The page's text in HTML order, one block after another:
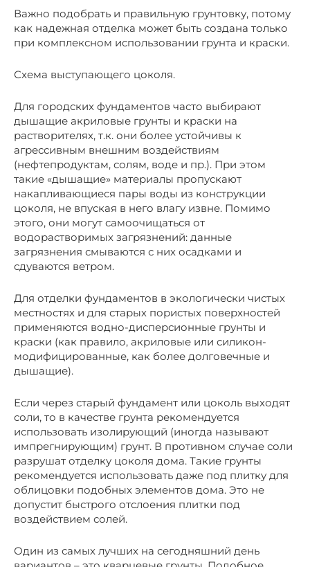
Важно подобрать и правильную грунтовку, потому
как надежная отделка может быть создана только
при комплексном использовании грунта и краски.
Схема выступающего цоколя.
Для городских фундаментов часто выбирают
дышащие акриловые грунты и краски на
растворителях, т.к. они более устойчивы к
агрессивным внешним воздействиям
(нефтепродуктам, солям, воде и пр.). При этом
такие «дышащие» материалы пропускают
накапливающиеся пары воды из конструкции
цоколя, не впуская в него влагу извне. Помимо
этого, они могут самоочищаться от
водорастворимых загрязнений: данные
загрязнения смываются с них осадками и
сдуваются ветром.
Для отделки фундаментов в экологически чистых
местностях и для старых пористых поверхностей
применяются водно-дисперсионные грунты и
краски (как правило, акриловые или силикон-
модифицированные, как более долговечные и
дышащие).
Если через старый фундамент или цоколь выходят
соли, то в качестве грунта рекомендуется
использовать изолирующий (иногда называют
импрегнирующим) грунт. В противном случае соли
разрушат отделку цоколя дома. Такие грунты
рекомендуется использовать даже под плитку для
облицовки подобных элементов дома. Это не
допустит быстрого отслоения плитки под
воздействием солей.
Один из самых лучших на сегодняшний день